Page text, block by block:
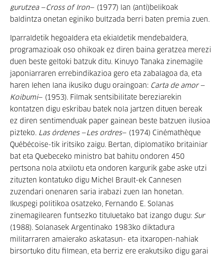
gurutzea— Cross of Iron— (1977) lan (anti)belikoak
baldintza onetan eginiko bultzada berri baten premia zuen.
Iparraldetik hegoaldera eta ekialdetik mendebaldera,
programazioak oso ohikoak ez diren baina geratzea merezi
duen beste geltoki batzuk ditu. Kinuyo Tanaka zinemagile
japoniarraren errebindikazioa gero eta zabalagoa da, eta
haren lehen lana ikusiko dugu oraingoan: Carta de amor—
Koibumi— (1953). Filmak sentsibilitate bereziarekin
kontatzen digu eskribau batek nola jartzen dituen bereak
ez diren sentimenduak paper gainean beste batzuen ilusioa
pizteko. Las órdenes—Les ordres— (1974) Cinémathèque
Québécoise-tik iritsiko zaigu. Bertan, diplomatiko britainiar
bat eta Quebeceko ministro bat bahitu ondoren 450
pertsona nola atxilotu eta ondoren kargurik gabe aske utzi
zituzten kontatuko digu Michel Brault-ek Cannesen
zuzendari onenaren saria irabazi zuen lan honetan.
Ikuspegi politikoa osatzeko, Fernando E. Solanas
zinemagilearen funtsezko tituluetako bat izango dugu: Sur
(1988). Solanasek Argentinako 1983ko diktadura
militarraren amaierako askatasun- eta itxaropen-nahiak
birsortuko ditu filmean, eta berriz ere erakutsiko digu garai